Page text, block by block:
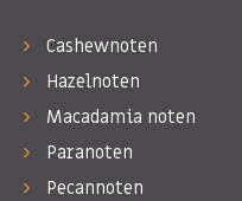
Cashewnoten
Hazelnoten
Macadamia noten
Paranoten
Pecannoten